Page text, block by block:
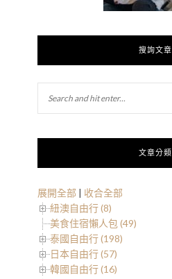
搜詢文章
文章分類
展開全部 | 收合全部
紐澳自由行 (8)
美食住宿懶人包 (49)
泰國自由行 (198)
日本自由行 (57)
韓國自由行 (16)